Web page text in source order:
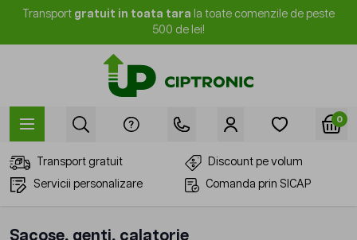
Mergi la Conținut
Transport gratuit in toata tara la toate comenzile de peste
500 de lei!
0
Transport gratuit
Discount pe volum
Servicii personalizare
Comanda prin SICAP
Sacose, genti, calatorie